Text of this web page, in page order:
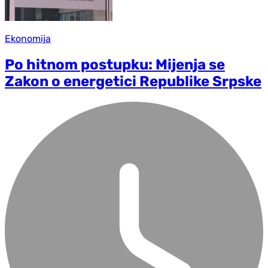
Ekonomija
Po hitnom postupku: Mijenja se
Zakon o energetici Republike Srpske